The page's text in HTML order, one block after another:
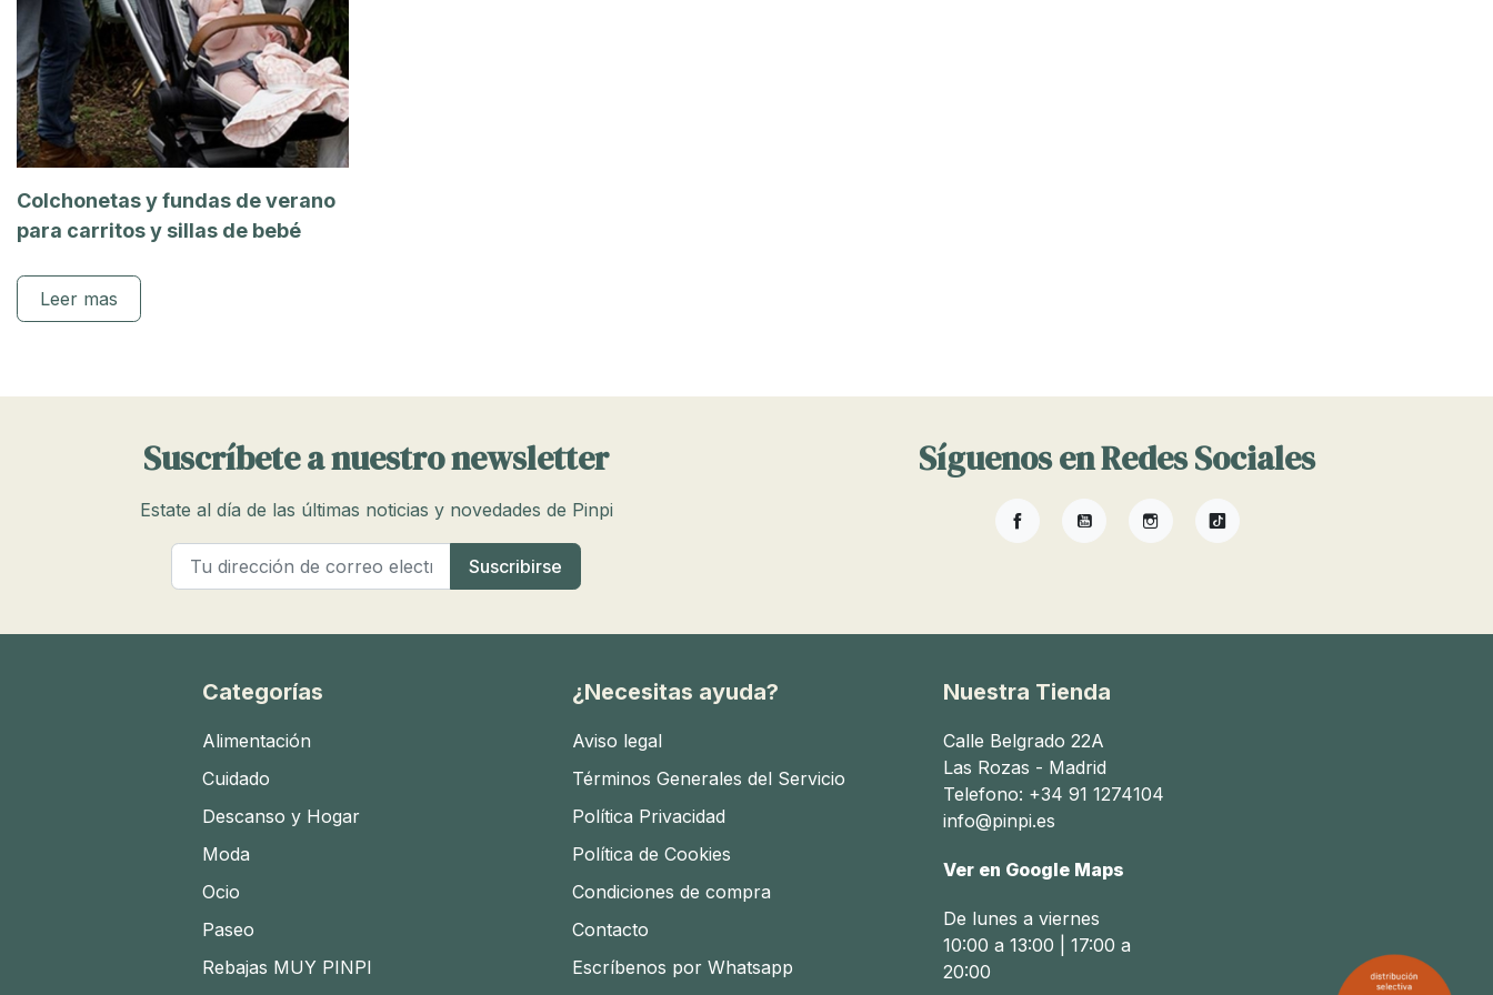
Colchonetas y fundas de verano
para carritos y sillas de bebé
Leer mas
Suscríbete a nuestro newsletter
Estate al día de las últimas noticias y novedades de Pinpi
Síguenos en Redes Sociales
FacebookYouTubeInstagramTikTok
Categorías
Alimentación
Cuidado
Descanso y Hogar
Moda
Ocio
Paseo
Rebajas MUY PINPI
¿Necesitas ayuda?
Aviso legal
Términos Generales del Servicio
Política Privacidad
Política de Cookies
Condiciones de compra
Contacto
Escríbenos por Whatsapp
Nuestra Tienda
Calle Belgrado 22A
Las Rozas - Madrid
Telefono: +34 91 1274104
info@pinpi.es
Ver en Google Maps
De lunes a viernes
10:00 a 13:00 | 17:00 a
20:00